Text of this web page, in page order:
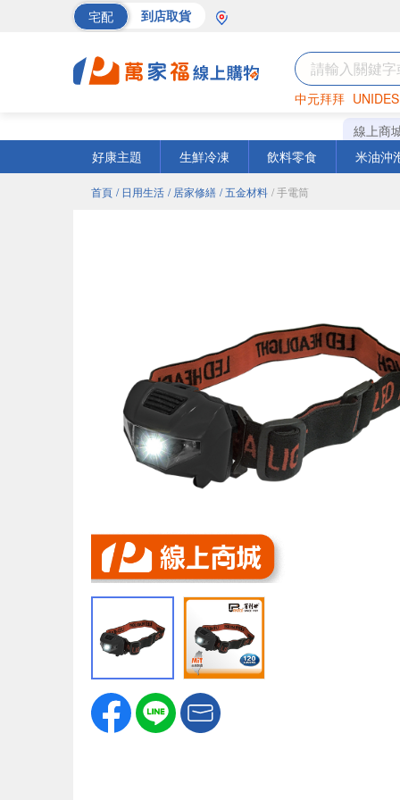
宅配 到店取貨
中元拜拜
罐頭 海苔
線上商
好康主題
生鮮冷凍 飲料零食 米油沖
首頁 / 日用生活 / 居家修繕 / 五金材料 / 手電筒